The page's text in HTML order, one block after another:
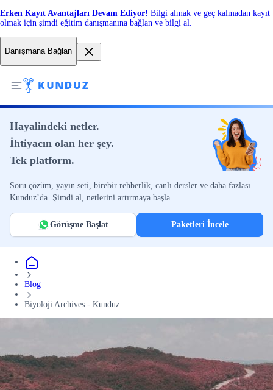
Erken Kayıt Avantajları Devam Ediyor! Bilgi almak ve geç kalmadan kayıt
olmak için şimdi eğitim danışmanına bağlan ve bilgi al.
Danışmana Bağlan
Hayalindeki netler.
İhtiyacın olan her şey.
Tek platform.
Soru çözüm, yayın seti, birebir rehberlik, canlı dersler ve daha fazlası
Kunduz’da. Şimdi al, netlerini artırmaya başla.
Görüşme Başlat Paketleri İncele
Blog
Biyoloji Archives - Kunduz